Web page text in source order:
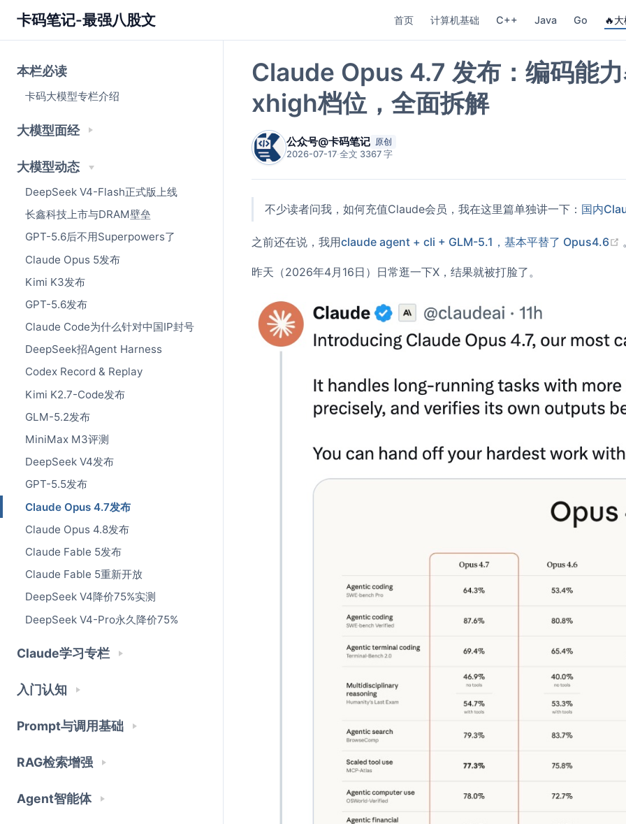
卡码笔记-最强八股文 首页 计算机基础 C++ Java Go 🔥
本栏必读
卡码大模型专栏介绍
大模型面经
大模型动态
DeepSeek V4-Flash正式版上线
长鑫科技上市与DRAM壁垒
GPT-5.6后不用Superpowers了
Claude Opus 5发布
Kimi K3发布
GPT-5.6发布
Claude Code为什么针对中国IP封号
DeepSeek招Agent Harness
Codex Record & Replay
Kimi K2.7-Code发布
GLM-5.2发布
MiniMax M3评测
DeepSeek V4发布
GPT-5.5发布
Claude Opus 4.7发布
Claude Opus 4.8发布
Claude Fable 5发布
Claude Fable 5重新开放
DeepSeek V4降价75%实测
DeepSeek V4-Pro永久降价75%
Claude学习专栏
入门认知
Prompt与调用基础
RAG检索增强
Agent智能体
Claude Opus 4.7 发布：编码能
xhigh档位，全面拆解
公众号@卡码笔记 原创
2026-07-17·全文 3367 字
不少读者问我，如何充值Claude会员，我在这里篇单独讲一下： 国内
之前还在说，我用claude agent + cli + GLM-5.1，基本平替了 Opus4.6
昨天（2026年4月16日）日常逛一下X，结果就被打脸了。